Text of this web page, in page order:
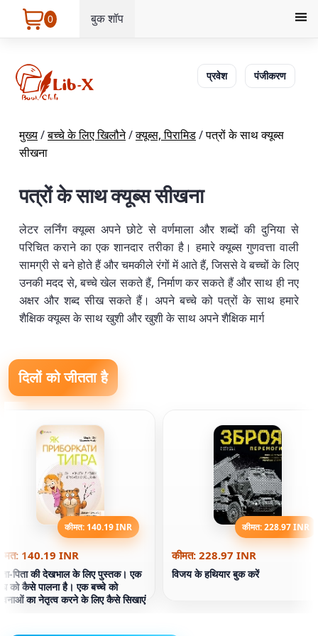
0 बुक शॉप
प्रवेश पंजीकरण
मुख्य/बच्चे के लिए खिलौने/क्यूब्स, पिरामिड/पत्रों के साथ क्यूब्स
सीखना
पत्रों के साथ क्यूब्स सीखना
लेटर लर्निंग क्यूब्स अपने छोटे से वर्णमाला और शब्दों की दुनिया से
परिचित कराने का एक शानदार तरीका है। हमारे क्यूब्स गुणवत्ता वाली
सामग्री से बने होते हैं और चमकीले रंगों में आते हैं, जिससे वे बच्चों के लिए
उनकी मदद से, बच्चे खेल सकते हैं, निर्माण कर सकते हैं और साथ ही नए
अक्षर और शब्द सीख सकते हैं। अपने बच्चे को पत्रों के साथ हमारे
शैक्षिक क्यूब्स के साथ खुशी और खुशी के साथ अपने शैक्षिक मार्ग
दिलों को जीतता है
कीमत: 140.19 INR
140.19 INR
पिता की देखभाल के लिए पुस्तक। एक
को कैसे पालना है। एक बच्चे को
का नेतृत्व करने के लिए कैसे सिखाएं
कीमत: 228.97 INR
कीमत: 228.97 INR
विजय के हथियार बुक करें